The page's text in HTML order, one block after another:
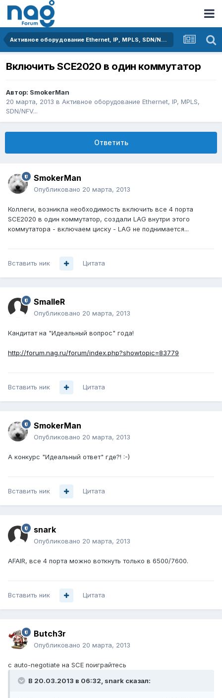
Активное оборудование Ethernet, IP, MPLS, SDN/NFV...
Включить SCE2020 в один коммутатор
Автор: SmokerMan
20 марта, 2013 в Активное оборудование Ethernet, IP, MPLS,
SDN/NFV...
Ответить
SmokerMan
Опубликовано 20 марта, 2013
Коллеги, возникла необходимость включить все 4 порта
SCE2020 в один коммутатор, создали LAG внутри этого
коммутатора - включаем циску - LAG не поднимается...
Вставить ник Цитата
SmalleR
Опубликовано 20 марта, 2013
Кандитат на "Идеальный вопрос" года!
http://forum.nag.ru/forum/index.php?showtopic=83779
Вставить ник Цитата
SmokerMan
Опубликовано 20 марта, 2013
А конкурс "Идеальный ответ" где?! :-)
Вставить ник Цитата
snark
Опубликовано 20 марта, 2013
AFAIR, все 4 порта можно воткнуть только в 6500/7600.
Вставить ник Цитата
Butch3r
Опубликовано 20 марта, 2013
c auto-negotiate на SCE поиграйтесь
В 20.03.2013 в 06:32, snark сказал: